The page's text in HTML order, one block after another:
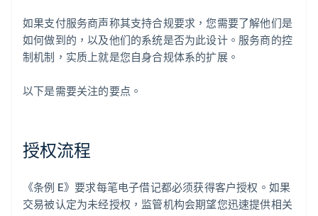
如果支付服务商声称其支持合规要求，您需要了解他们是
如何做到的，以及他们的系统是否为此设计。服务商的控
制机制，实质上就是您自身合规体系的扩展。
以下是需要关注的要点。
授权流程
《条例 E》要求每笔电子借记都必须获得客户授权。如果
交易被认定为未经授权，监管机构会期望您迅速提供相关